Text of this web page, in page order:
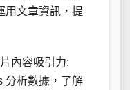
用文章資訊，提
內容吸引力:
分析數據，了解